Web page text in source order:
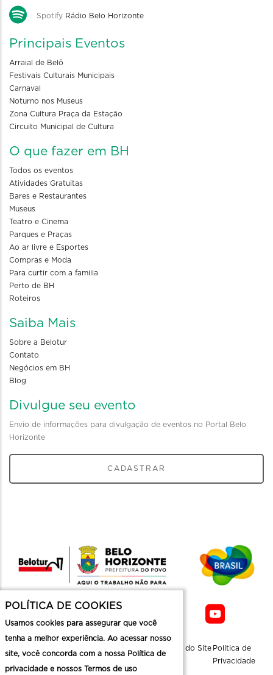
Spotify Rádio Belo Horizonte
Principais Eventos
Arraial de Belô
Festivais Culturais Municipais
Carnaval
Noturno nos Museus
Zona Cultura Praça da Estação
Circuito Municipal de Cultura
O que fazer em BH
Todos os eventos
Atividades Gratuitas
Bares e Restaurantes
Museus
Teatro e Cinema
Parques e Praças
Ao ar livre e Esportes
Compras e Moda
Para curtir com a familia
Perto de BH
Roteiros
Saiba Mais
Sobre a Belotur
Contato
Negócios em BH
Blog
Divulgue seu evento
Envio de informações para divulgação de eventos no Portal Belo
Horizonte
CADASTRAR
Mapa do Site Politica de
Privacidade
POLÍTICA DE COOKIES
Usamos cookies para assegurar que você
tenha a melhor experiência. Ao acessar nosso
site, você concorda com a nossa Política de
privacidade e nossos Termos de uso